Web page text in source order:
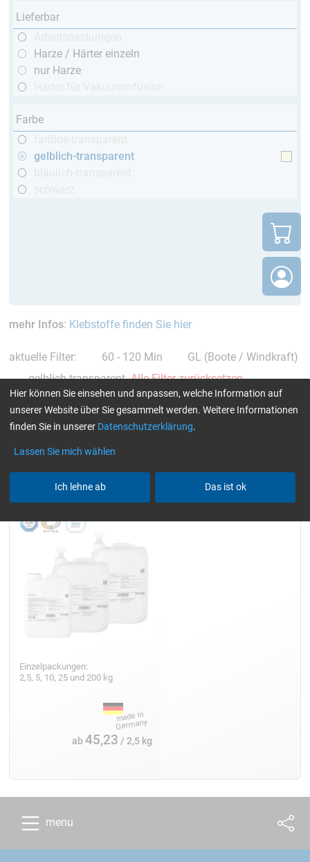
Lieferbar
Harze / Härter einzeln
nur Harze
Farbe
gelblich-transparent
mehr Infos: Klebstoffe finden Sie hier
aktuelle Filter: 60 - 120 Min
GL (Boote / Windkraft)
gelblich-transparent Alle Filter zurücksetzen
Einzelpackungen:
2,5, 5, 10, 25 und 200 kg
ab45,23 / 2,5 kg
menu
Hier können Sie einsehen und anpassen, welche Information auf
unserer Website über Sie gesammelt werden. Weitere Informationen
finden Sie in unserer Datenschutzerklärung.
Lassen Sie mich wählen
Ich lehne ab Das ist ok